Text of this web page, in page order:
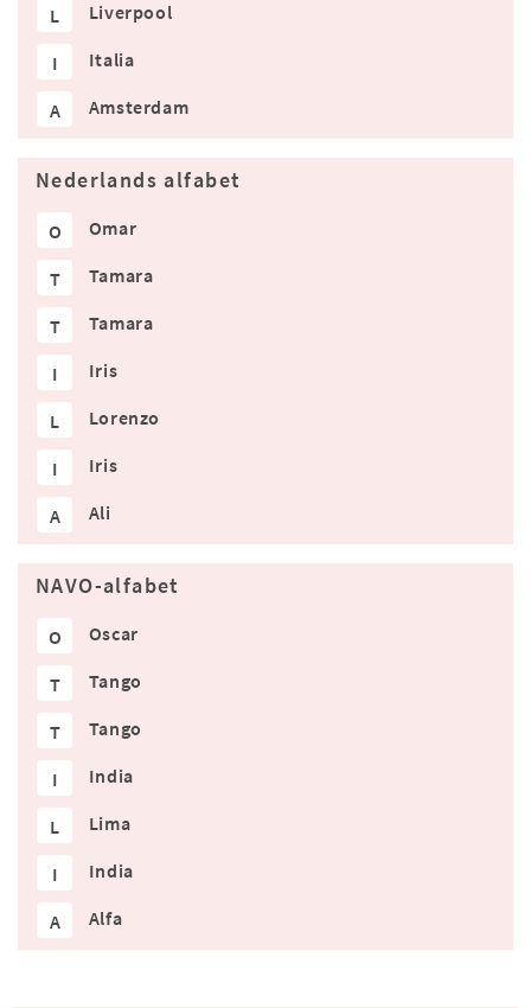
L Liverpool
I Italia
A Amsterdam
Nederlands alfabet
O Omar
T Tamara
T Tamara
I Iris
L Lorenzo
I Iris
A Ali
NAVO-alfabet
O Oscar
T Tango
T Tango
I India
L Lima
I India
A Alfa